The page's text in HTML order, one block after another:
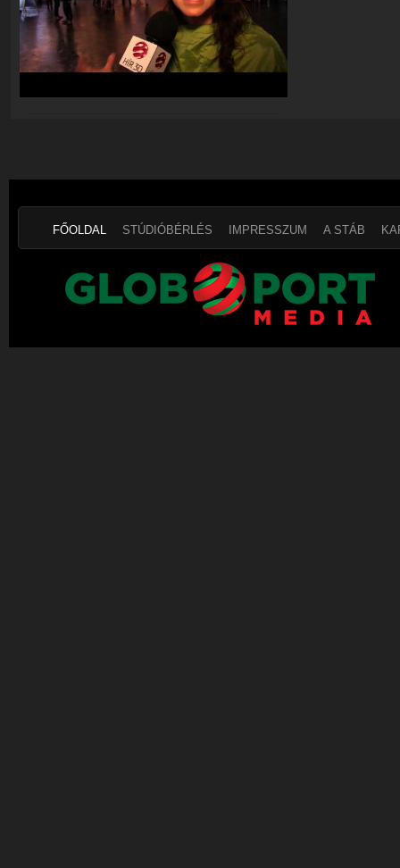
FŐOLDAL STÚDIÓBÉRLÉS IMPRESSZUM A STÁB